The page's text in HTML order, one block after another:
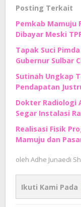
Posting Terkait
Pemkab Mamuju
Dibayar Meski
Tapak Suci
Gubernur Sulbar
Sutinah Ungkap
Pendapatan
Dokter Radiologi
Segar Instalasi
Realisasi Fisik
Mamuju dan
oleh Adhe Junaedi
Ikuti Kami Pada